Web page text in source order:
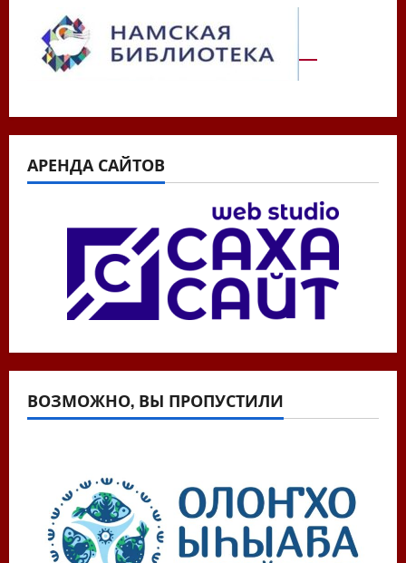
АРЕНДА САЙТОВ
ВОЗМОЖНО, ВЫ ПРОПУСТИЛИ